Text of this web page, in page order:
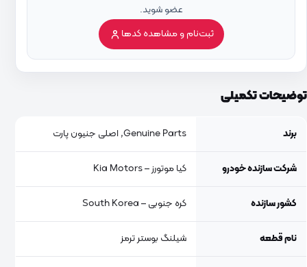
عضو شوید.
ثبت‌نام و مشاهده کدها
توضیحات تکمیلی
برند Genuine Parts, اصلی جنیون پارت
شرکت سازنده خودرو کیا موتورز – Kia Motors
کشور سازنده کره جنوبی – South Korea
نام قطعه شیلنگ بوستر ترمز